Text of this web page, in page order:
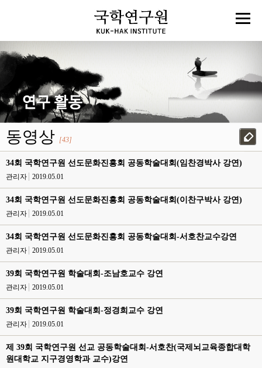
동영상 [43]
34회 국학연구원 선도문화진흥회 공동학술대회(임찬경박사 강연)
관리자 2019.05.01
34회 국학연구원 선도문화진흥회 공동학술대회(이찬구박사 강연)
관리자 2019.05.01
34회 국학연구원 선도문화진흥회 공동학술대회-서호찬교수강연
관리자 2019.05.01
39회 국학연구원 학술대회-조남호교수 강연
관리자 2019.05.01
39회 국학연구원 학술대회-정경희교수 강연
관리자 2019.05.01
제 39회 국학연구원 선교 공동학술대회-서호찬(국제뇌교육종합대학
원대학교 지구경영학과 교수)강연